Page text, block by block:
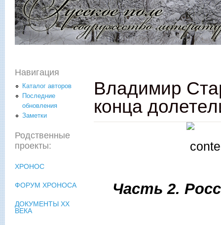
Владимир
конца
Часть 2.
Навигация
Каталог авторов
Последние
обновления
Заметки
Родственные
проекты:
ХРОНОС
ФОРУМ ХРОНОСА
ДОКУМЕНТЫ XX
ВЕКА